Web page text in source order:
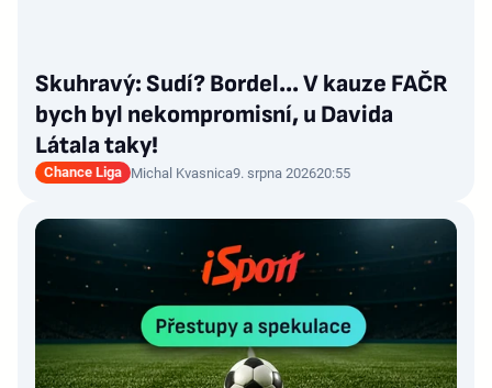
Skuhravý: Sudí? Bordel... V kauze FAČR
bych byl nekompromisní, u Davida
Látala taky!
Chance Liga Michal Kvasnica9. srpna 202620:55